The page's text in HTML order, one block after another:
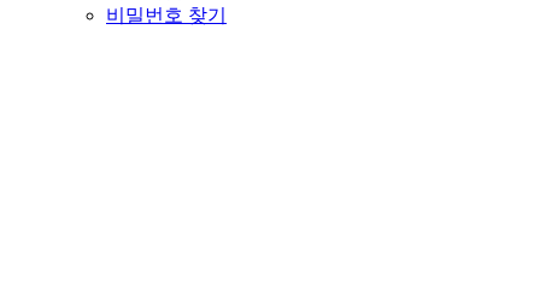
비밀번호 찾기